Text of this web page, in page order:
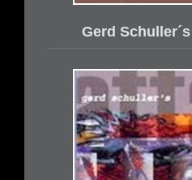
Gerd